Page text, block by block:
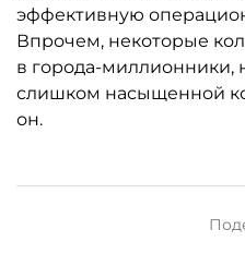
эффективную
Впрочем, некоторые
в города-миллионники,
слишком насыщенной
он.